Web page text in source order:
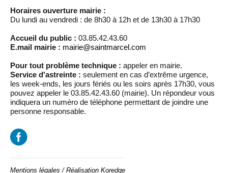
Horaires ouverture mairie :
Du lundi au vendredi : de 8h30 à 12h et de 13h30 à 17h30
Accueil du public : 03.85.42.43.60
E.mail mairie : mairie@saintmarcel.com
Pour tout problème technique : appeler en mairie.
Service d'astreinte : seulement en cas d’extrême urgence,
les week-ends, les jours fériés ou les soirs après 17h30, vous
pouvez appeler le 03.85.42.43.60 (mairie). Un répondeur vous
indiquera un numéro de téléphone permettant de joindre une
personne responsable.
Mentions légales / Réalisation Koredge